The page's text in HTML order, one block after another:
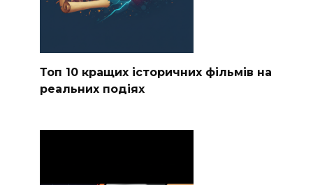
Топ 10 кращих історичних фільмів на
реальних подіях